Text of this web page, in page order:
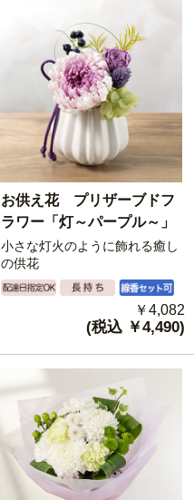
お供え花 プリザーブドフ
ラワー「灯～パープル～」
小さな灯火のように飾れる癒し
の供花
￥4,082
(税込 ￥4,490)